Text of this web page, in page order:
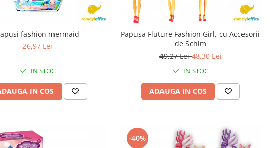
fashion mermaid
26,97 Lei
IN STOC
IN COS
Papusa Fluture Fashion Girl, cu Accesorii
de Schim
49,27 Lei48,30 Lei
IN STOC
ADAUGA IN COS
-40%